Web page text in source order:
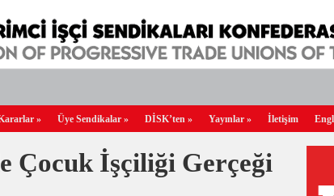
» Üye Sendikalar » DİSK’ten » Yayınlar » İletişim
Çocuk İşçiliği Gerçeği